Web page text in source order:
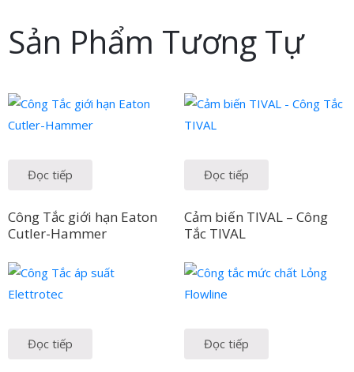
Sản Phẩm Tương Tự
Đọc tiếp
Công Tắc giới hạn Eaton
Cutler-Hammer
Đọc tiếp
Cảm biến TIVAL – Công
Tắc TIVAL
Đọc tiếp Đọc tiếp